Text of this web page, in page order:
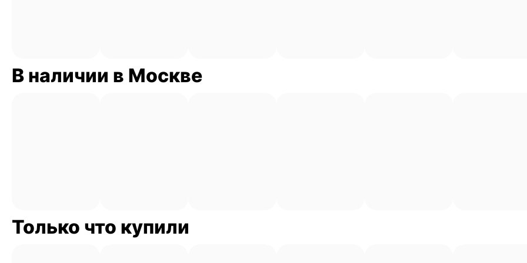
В наличии в Москве
Только что купили